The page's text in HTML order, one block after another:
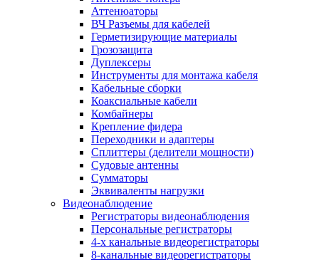
Аттенюаторы
ВЧ Разъемы для кабелей
Герметизирующие материалы
Грозозащита
Дуплексеры
Инструменты для монтажа кабеля
Кабельные сборки
Коаксиальные кабели
Комбайнеры
Крепление фидера
Переходники и адаптеры
Сплиттеры (делители мощности)
Судовые антенны
Сумматоры
Эквиваленты нагрузки
Видеонаблюдение
Регистраторы видеонаблюдения
Персональные регистраторы
4-х канальные видеорегистраторы
8-канальные видеорегистраторы